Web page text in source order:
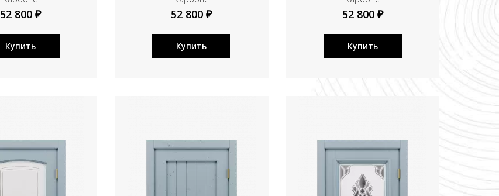
52 800 ₽
Купить
52 800 ₽
Купить
52 800 ₽
Купить